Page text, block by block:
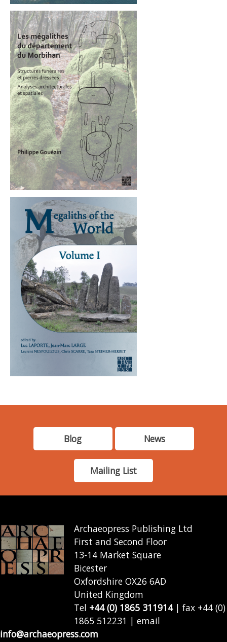
Blog News
Mailing List
Archaeopress Publishing Ltd
First and Second Floor
13-14 Market Square
Bicester
Oxfordshire OX26 6AD
United Kingdom
Tel +44 (0) 1865 311914| fax +44 (0)
1865 512231 | email
info@archaeopress.com